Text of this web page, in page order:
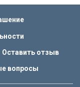
Оставить отзыв
вопросы